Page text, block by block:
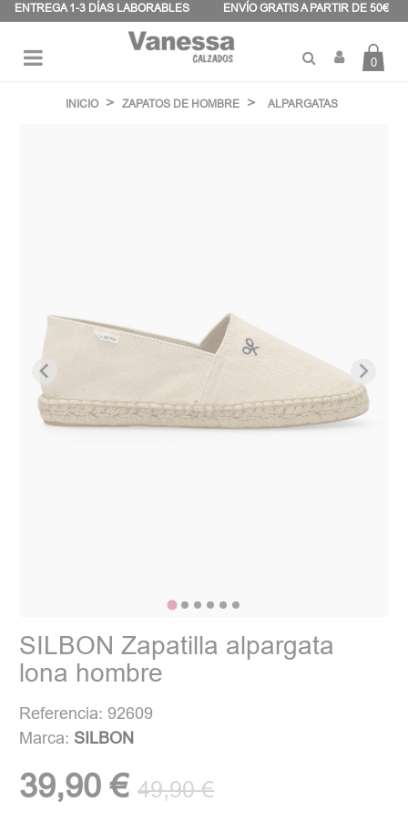
ENTREGA 1-3 DÍAS LABORABLES ENVÍO GRATIS A PARTIR DE 50€
palanca
0
INICIO ZAPATOS DE HOMBRE ALPARGATAS
SILBON Zapatilla alpargata
lona hombre
Referencia: 92609
Marca: SILBON
39,90 € 49,90 €
Panel de gestión de cookies